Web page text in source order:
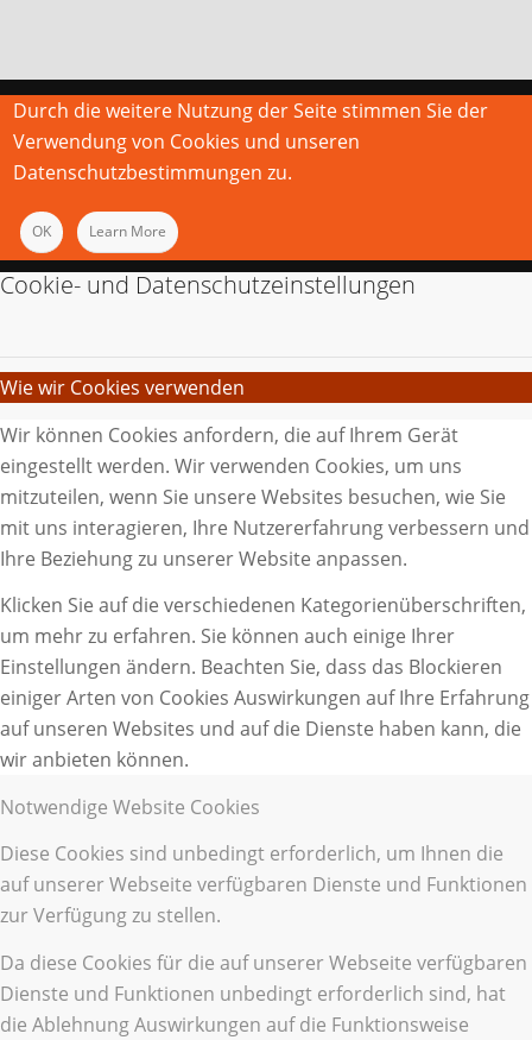
Durch die weitere Nutzung der Seite stimmen Sie der
Verwendung von Cookies und unseren
Datenschutzbestimmungen zu.
OK Learn More
Cookie- und Datenschutzeinstellungen
Wie wir Cookies verwenden
Wir können Cookies anfordern, die auf Ihrem Gerät
eingestellt werden. Wir verwenden Cookies, um uns
mitzuteilen, wenn Sie unsere Websites besuchen, wie Sie
mit uns interagieren, Ihre Nutzererfahrung verbessern und
Ihre Beziehung zu unserer Website anpassen.
Klicken Sie auf die verschiedenen Kategorienüberschriften,
um mehr zu erfahren. Sie können auch einige Ihrer
Einstellungen ändern. Beachten Sie, dass das Blockieren
einiger Arten von Cookies Auswirkungen auf Ihre Erfahrung
auf unseren Websites und auf die Dienste haben kann, die
wir anbieten können.
Notwendige Website Cookies
Diese Cookies sind unbedingt erforderlich, um Ihnen die
auf unserer Webseite verfügbaren Dienste und Funktionen
zur Verfügung zu stellen.
Da diese Cookies für die auf unserer Webseite verfügbaren
Dienste und Funktionen unbedingt erforderlich sind, hat
die Ablehnung Auswirkungen auf die Funktionsweise